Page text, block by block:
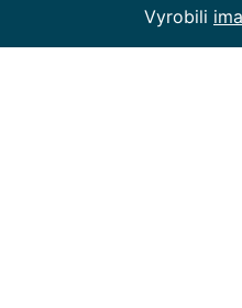
P. F. 2024
Vyrobili